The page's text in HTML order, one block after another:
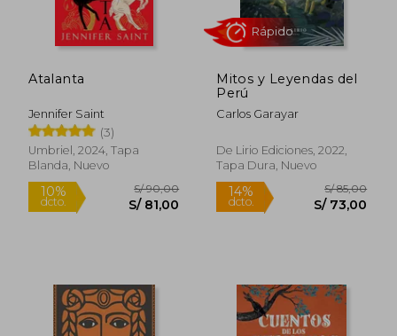
Atalanta
Jennifer Saint
(3)
Umbriel, 2024, Tapa
Blanda, Nuevo
Mitos y Leyendas del
Perú
Carlos Garayar
De Lirio Ediciones, 2022,
Tapa Dura, Nuevo
Rápido